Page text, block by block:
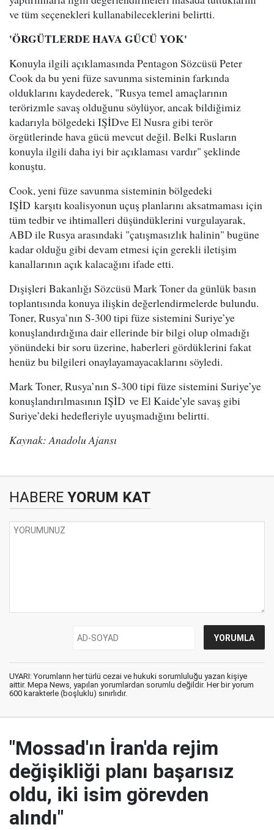
ve tüm seçenekleri kullanabileceklerini belirtti.
'ÖRGÜTLERDE HAVA GÜCÜ YOK'
Konuyla ilgili açıklamasında Pentagon Sözcüsü Peter
Cook da bu yeni füze savunma sisteminin farkında
olduklarını kaydederek, "Rusya temel amaçlarının
terörizmle savaş olduğunu söylüyor, ancak bildiğimiz
kadarıyla bölgedeki IŞİDve El Nusra gibi terör
örgütlerinde hava gücü mevcut değil. Belki Rusların
konuyla ilgili daha iyi bir açıklaması vardır" şeklinde
konuştu.
Cook, yeni füze savunma sisteminin bölgedeki
IŞİD karşıtı koalisyonun uçuş planlarını aksatmaması için
tüm tedbir ve ihtimalleri düşündüklerini vurgulayarak,
ABD ile Rusya arasındaki "çatışmasızlık halinin" bugüne
kadar olduğu gibi devam etmesi için gerekli iletişim
kanallarının açık kalacağını ifade etti.
Dışişleri Bakanlığı Sözcüsü Mark Toner da günlük basın
toplantısında konuya ilişkin değerlendirmelerde bulundu.
Toner, Rusya’nın S-300 tipi füze sistemini Suriye’ye
konuşlandırdığına dair ellerinde bir bilgi olup olmadığı
yönündeki bir soru üzerine, haberleri gördüklerini fakat
henüz bu bilgileri onaylayamayacaklarını söyledi.
Mark Toner, Rusya’nın S-300 tipi füze sistemini Suriye’ye
konuşlandırılmasının IŞİD ve El Kaide’yle savaş gibi
Suriye’deki hedefleriyle uyuşmadığını belirtti.
Kaynak: Anadolu Ajansı
HABERE YORUM KAT
UYARI: Yorumların her türlü cezai ve hukuki sorumluluğu yazan kişiye
aittir. Mepa News, yapılan yorumlardan sorumlu değildir. Her bir yorum
600 karakterle (boşluklu) sınırlıdır.
"Mossad'ın İran'da rejim
değişikliği planı başarısız
oldu, iki isim görevden
alındı"